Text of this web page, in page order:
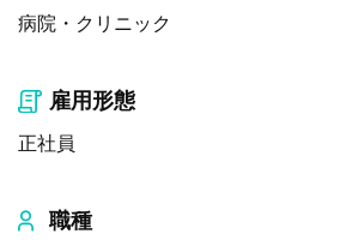
病院・クリニック
雇用形態
正社員
職種